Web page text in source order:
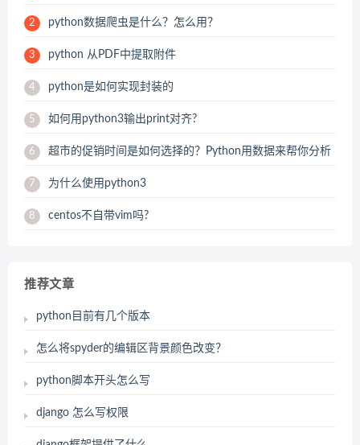
2 python数据爬虫是什么？怎么用？
3 python 从PDF中提取附件
4 python是如何实现封装的
5 如何用python3输出print对齐?
6 超市的促销时间是如何选择的？Python用数据来帮你分析
7 为什么使用python3
8 centos不自带vim吗?
推荐文章
python目前有几个版本
怎么将spyder的编辑区背景颜色改变？
python脚本开头怎么写
django 怎么写权限